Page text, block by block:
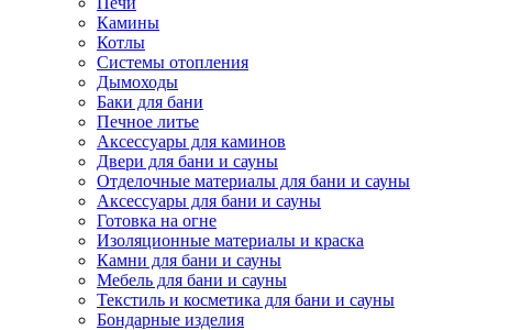
Камины
Котлы
Системы отопления
Дымоходы
Баки для бани
Печное литье
Аксессуары для каминов
Двери для бани и сауны
Отделочные материалы для бани и сауны
Аксессуары для бани и сауны
Готовка на огне
Изоляционные материалы и краска
Камни для бани и сауны
Мебель для бани и сауны
Текстиль и косметика для бани и сауны
Бондарные изделия